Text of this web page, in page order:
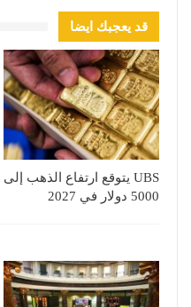
قد يعجبك ايضا
UBS يتوقع ارتفاع الذهب إلى
5000 دولار في 2027